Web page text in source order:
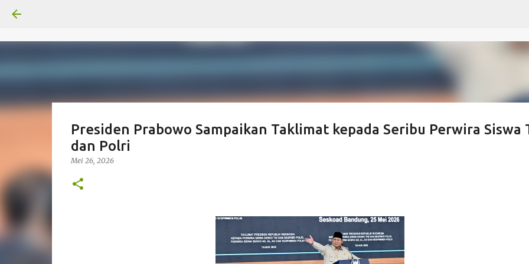
Presiden Prabowo Sampaikan Taklimat kepada Seribu Perwira Siswa
dan Polri
Mei 26, 2026